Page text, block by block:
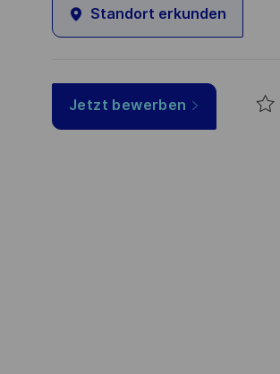
Standort erkunden
Jetzt bewerben